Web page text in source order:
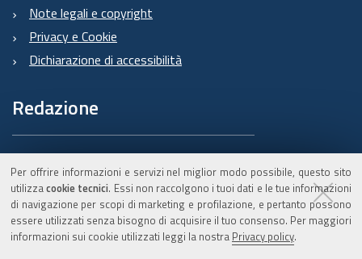
Per offrire informazioni e servizi nel miglior modo possibile, questo sito
utilizzacookie tecnici. Essi non raccolgono i tuoi dati e le tue informazioni
di navigazione per scopi di marketing e profilazione, e pertanto possono
essere utilizzati senza bisogno di acquisire il tuo consenso. Per maggiori
informazioni sui cookie utilizzati leggi la nostra Privacy policy.
Note legali e copyright
Privacy e Cookie
Dichiarazione di accessibilità
Redazione
Informazioni sul Burert
e contatti